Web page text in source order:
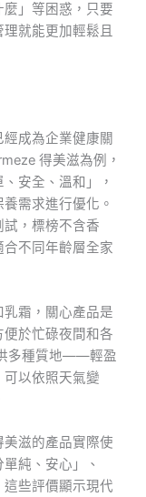
」等困惑，只要
就能更加輕鬆且
成為企業健康關
得美滋為例，
安全、溫和」，
需求進行優化。
，標榜不含香
不同年齡層全家
霜，關心產品是
於忙碌夜間和各
多種質地——輕盈
以依照天氣變
滋的產品實際使
純、安心」、
這些評價顯示現代